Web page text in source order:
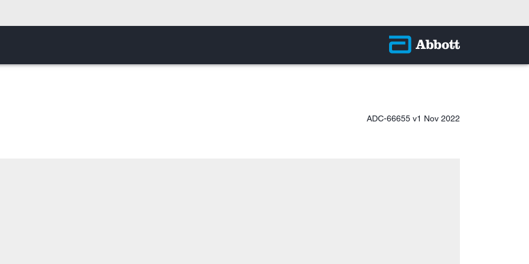
ADC-66655 v1 Nov 2022